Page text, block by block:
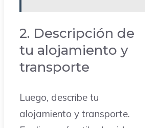
2. Descripción de
tu alojamiento y
transporte
Luego, describe tu
alojamiento y transporte.